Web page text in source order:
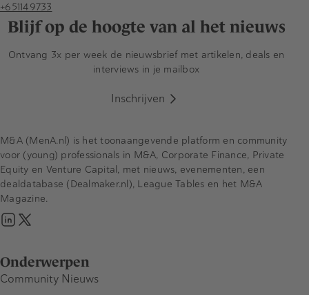
+651149733
Blijf op de hoogte van al het nieuws
Ontvang 3x per week de nieuwsbrief met artikelen, deals en
interviews in je mailbox
Inschrijven
Onderwerpen
Community Nieuws
M&A (MenA.nl) is het toonaangevende platform en community
voor (young) professionals in M&A, Corporate Finance, Private
Equity en Venture Capital, met nieuws, evenementen, een
dealdatabase (Dealmaker.nl), League Tables en het M&A
Magazine.